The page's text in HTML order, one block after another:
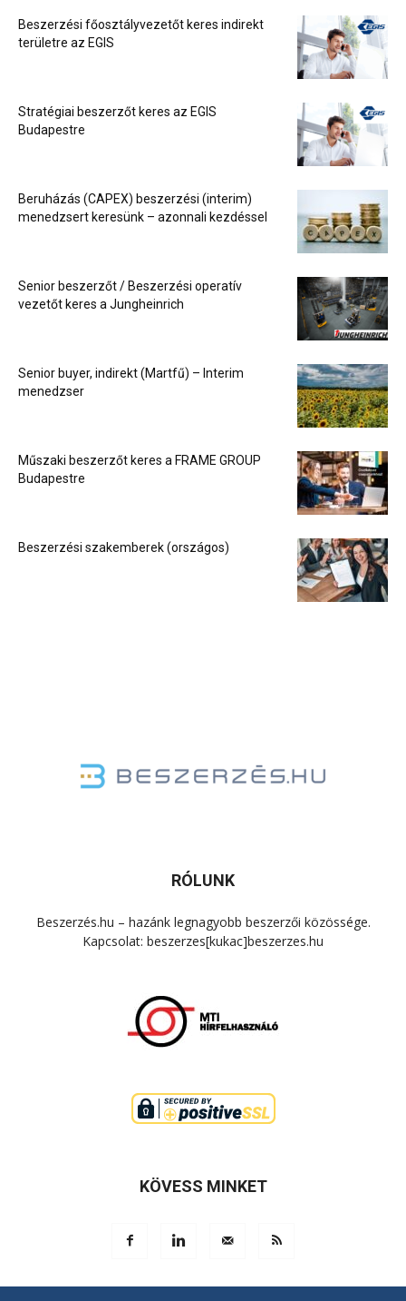
Beszerzési főosztályvezetőt keres indirekt
területre az EGIS
Stratégiai beszerzőt keres az EGIS
Budapestre
Beruházás (CAPEX) beszerzési (interim)
menedzsert keresünk – azonnali kezdéssel
Senior beszerzőt / Beszerzési operatív
vezetőt keres a Jungheinrich
Senior buyer, indirekt (Martfű) – Interim
menedzser
Műszaki beszerzőt keres a FRAME GROUP
Budapestre
Beszerzési szakemberek (országos)
RÓLUNK
Beszerzés.hu – hazánk legnagyobb beszerzői közössége.
Kapcsolat: beszerzes[kukac]beszerzes.hu
KÖVESS MINKET